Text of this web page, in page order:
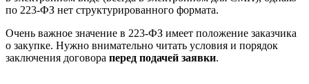
по 223-ФЗ нет структурированного формата.
Очень важное значение в 223-ФЗ имеет положение заказчика
о закупке. Нужно внимательно читать условия и порядок
заключения договора перед подачей заявки.